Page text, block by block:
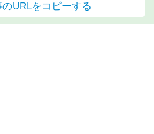
URLをコピーする